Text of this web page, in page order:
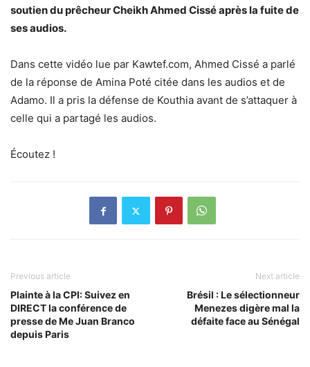
soutien du prêcheur Cheikh Ahmed Cissé après la fuite de
ses audios.
Dans cette vidéo lue par Kawtef.com, Ahmed Cissé a parlé
de la réponse de Amina Poté citée dans les audios et de
Adamo. Il a pris la défense de Kouthia avant de s’attaquer à
celle qui a partagé les audios.
Écoutez !
Previous article
Plainte à la CPI: Suivez en
DIRECT la conférence de
presse de Me Juan Branco
depuis Paris
Next article
Brésil : Le sélectionneur
Menezes digère mal la
défaite face au Sénégal